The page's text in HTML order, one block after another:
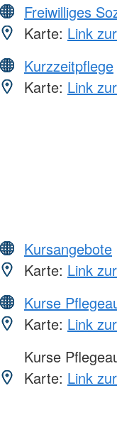
Freiwilliges
Karte: Link
Kurzzeitpflege
Karte: Link
Kursangebote
Karte: Link
Kurse
Karte: Link
Kurse
Karte: Link